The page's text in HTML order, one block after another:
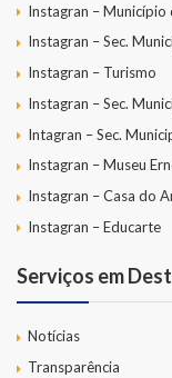
Instagran – Município
Instagran – Sec.
Instagran – Turismo
Instagran – Sec.
Intagran – Sec.
Instagran – Museu
Instagran – Casa do
Instagran – Educarte
Serviços em
Notícias
Transparência